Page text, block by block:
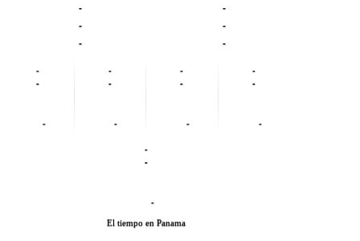
-
-
-
-
-
-
-
-
-
-
-
-
-
-
-
-
-
-
-
-
-
El tiempo en Panama